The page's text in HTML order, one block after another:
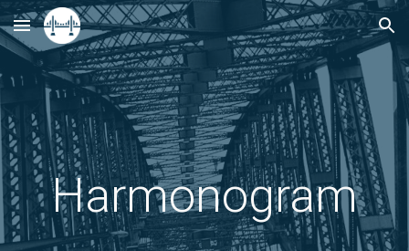
Skip to main content Skip to navigation
Harmonogram